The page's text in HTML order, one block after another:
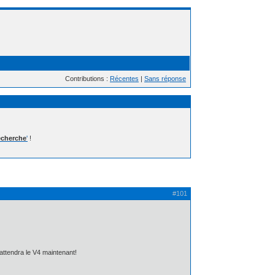
Contributions : Récentes | Sans réponse
' !
#101
le V4 maintenant!